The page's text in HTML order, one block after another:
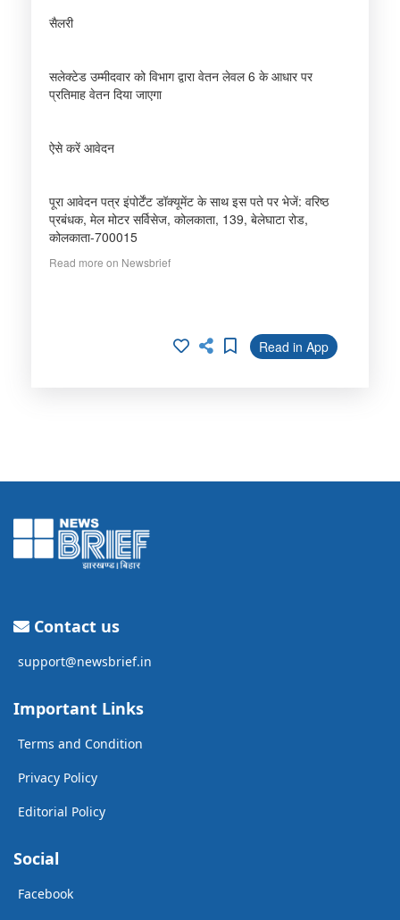
सैलरी
सलेक्टेड उम्मीदवार को विभाग द्वारा वेतन लेवल 6 के आधार पर
प्रतिमाह वेतन दिया जाएगा
ऐसे करें आवेदन
पूरा आवेदन पत्र इंपोर्टेंट डॉक्यूमेंट के साथ इस पते पर भेजें: वरिष्ठ
प्रबंधक, मेल मोटर सर्विसेज, कोलकाता, 139, बेलेघाटा रोड,
कोलकाता-700015
Read more on Newsbrief
Read in App
Contact us
support@newsbrief.in
Important Links
Terms and Condition
Privacy Policy
Editorial Policy
Social
Facebook